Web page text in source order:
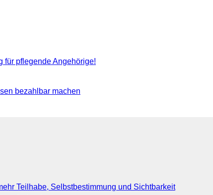
für pflegende Angehörige!
bezahlbar machen
Teilhabe, Selbstbestimmung und Sichtbarkeit